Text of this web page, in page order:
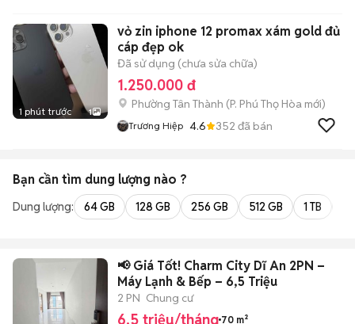
1 phút trước 1
vỏ zin iphone 12 promax xám gold đủ
cáp đẹp ok
Đã sử dụng (chưa sửa chữa)
1.250.000 đ
Phường Tân Thành (P. Phú Thọ Hòa mới)
Trương Hiệp 4.6 352 đã bán
Bạn cần tìm dung lượng nào ?
Dung lượng: 64 GB 128 GB 256 GB 512 GB 1 TB
📢 Giá Tốt! Charm City Dĩ An 2PN –
Máy Lạnh & Bếp – 6,5 Triệu
2 PN Chung cư
6,5 triệu/tháng 70 m²